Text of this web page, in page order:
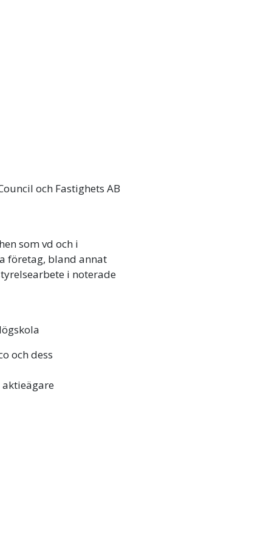
och Fastighets AB
som vd och i
företag, bland annat
i noterade
och dess